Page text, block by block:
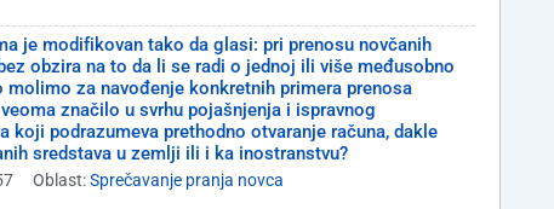
je modifikovan tako da glasi: pri prenosu novčanih
obzira na to da li se radi o jednoj ili više međusobno
za navođenje konkretnih primera prenosa
značilo u svrhu pojašnjenja i ispravnog
podrazumeva prethodno otvaranje računa, dakle
sredstava u zemlji ili i ka inostranstvu?
Oblast:Sprečavanje pranja novca